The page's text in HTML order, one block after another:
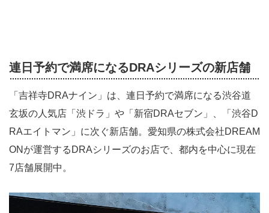
連日予約で満席になるDRAシリーズの新店舗
「吉祥寺DRAナイン」は、連日予約で満席になる渋谷道
玄坂の人気店「渋ドラ」や「新宿DRAセブン」、「渋谷D
RAエイトマン」に次ぐ新店舗。愛知県の株式会社DREAM
ONが運営するDRAシリーズのお店で、都内を中心に現在
7店舗展開中。